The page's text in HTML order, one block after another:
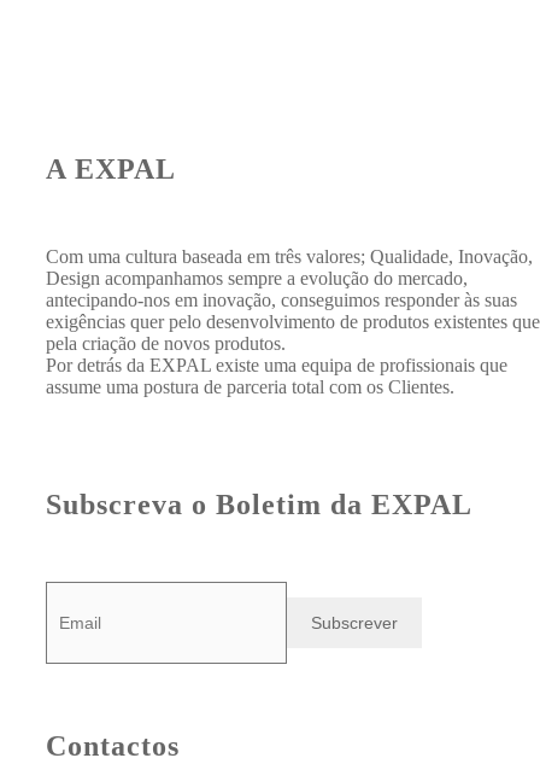
A EXPAL
Com uma cultura baseada em três valores; Qualidade, Inovação,
Design acompanhamos sempre a evolução do mercado,
antecipando-nos em inovação, conseguimos responder às suas
exigências quer pelo desenvolvimento de produtos existentes
pela criação de novos produtos.
Por detrás da EXPAL existe uma equipa de profissionais que
assume uma postura de parceria total com os Clientes.
Subscreva o Boletim da EXPAL
Contactos